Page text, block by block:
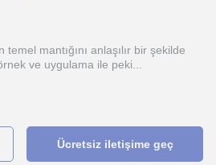
mantığını anlaşılır bir şekilde
ve uygulama ile peki...
Ücretsiz iletişime geç